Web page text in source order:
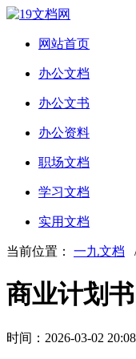
网站首页
办公文档
办公文书
办公资料
职场文档
学习文档
实用文档
当前位置： 一九文档
商业计划书
时间：2026-03-02 20:08